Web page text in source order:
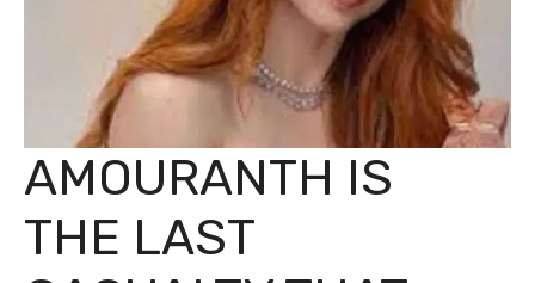
AMOURANTH IS
THE LAST